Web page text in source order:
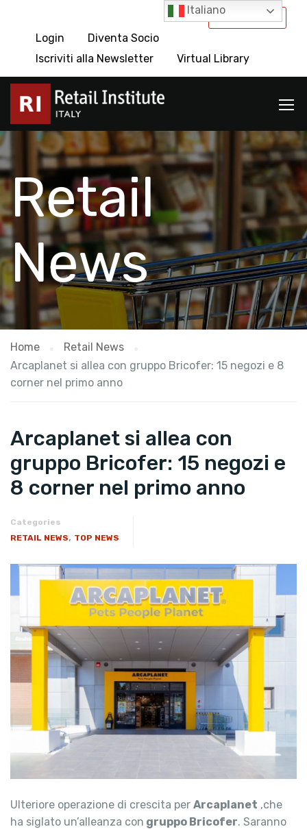
International
Login
Diventa Socio
Iscriviti alla Newsletter
Virtual Library
Retail
News
Home
Retail News
Arcaplanet si allea con gruppo Bricofer: 15 negozi e 8
corner nel primo anno
Arcaplanet si allea con
gruppo Bricofer: 15 negozi e
8 corner nel primo anno
Categories
RETAIL NEWS, TOP NEWS
Ulteriore operazione di crescita per Arcaplanet ,che
ha siglato un’alleanza con gruppo Bricofer. Saranno
Italiano